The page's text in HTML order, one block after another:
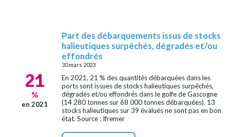
21
%
en 2021
Part des débarquements issus de stocks
halieutiques surpêchés, dégradés et/ou
effondrés
30 mars 2023
En 2021, 21 % des quantités débarquées dans les
ports sont issues de stocks halieutiques surpêchés,
dégradés et/ou effondrés dans le golfe de Gascogne
(14 280 tonnes sur 68 000 tonnes débarquées). 13
stocks halieutiques sur 39 évalués ne sont pas en bon
état. Source : Ifremer